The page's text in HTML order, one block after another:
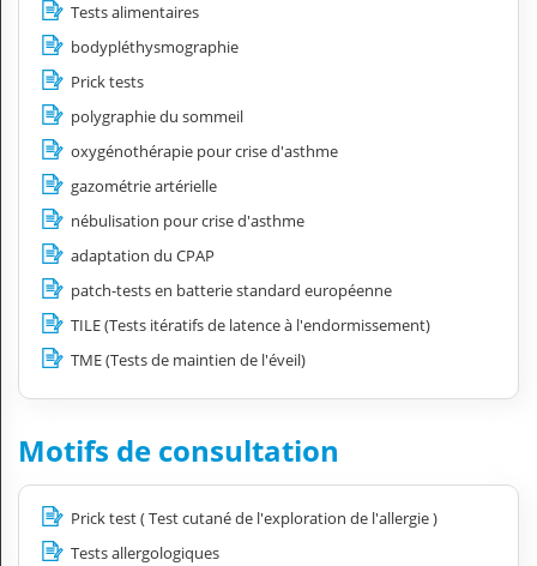
Tests alimentaires
bodypléthysmographie
Prick tests
polygraphie du sommeil
oxygénothérapie pour crise d'asthme
gazométrie artérielle
nébulisation pour crise d'asthme
adaptation du CPAP
patch-tests en batterie standard européenne
TILE (Tests itératifs de latence à l'endormissement)
TME (Tests de maintien de l'éveil)
Motifs de consultation
Prick test ( Test cutané de l'exploration de l'allergie )
Tests allergologiques